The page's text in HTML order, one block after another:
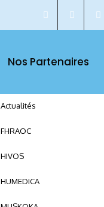
Nos Partenaires
CATEGORY
Actualités
FHRAOC
HIVOS
HUMEDICA